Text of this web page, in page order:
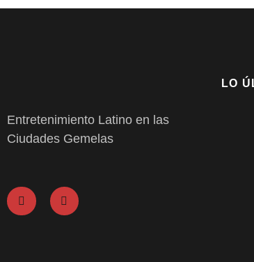
Entretenimiento Latino en las
Ciudades Gemelas
LO